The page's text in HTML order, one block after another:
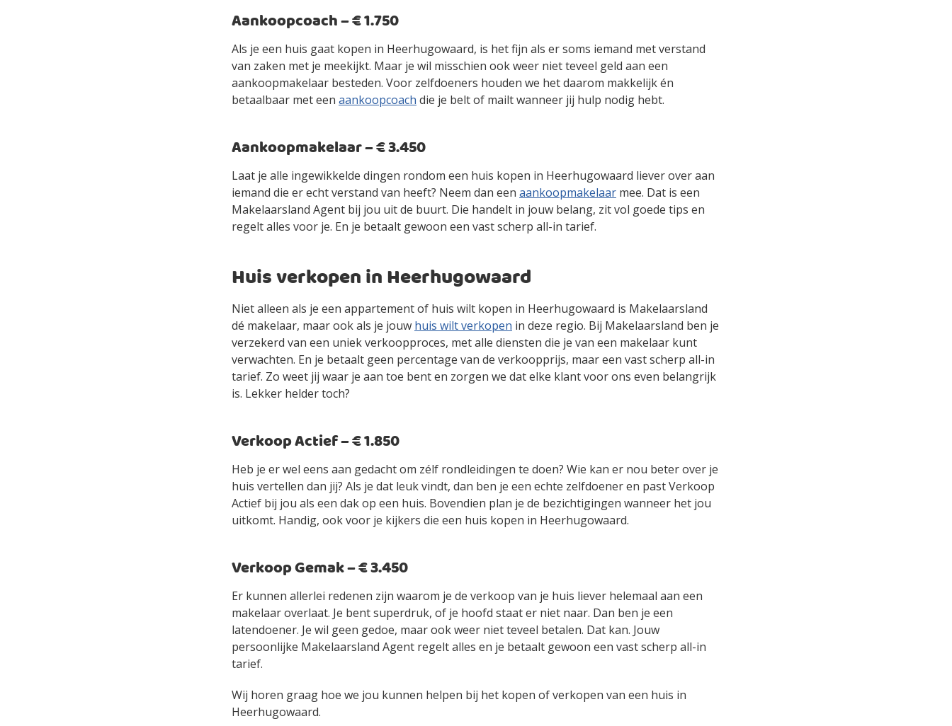
Aankoopcoach – € 1.750
Als je een huis gaat kopen in Heerhugowaard, is het fijn als er soms iemand met verstand
van zaken met je meekijkt. Maar je wil misschien ook weer niet teveel geld aan een
aankoopmakelaar besteden. Voor zelfdoeners houden we het daarom makkelijk én
betaalbaar met een aankoopcoach die je belt of mailt wanneer jij hulp nodig hebt.
Aankoopmakelaar – € 3.450
Laat je alle ingewikkelde dingen rondom een huis kopen in Heerhugowaard liever over aan
iemand die er echt verstand van heeft? Neem dan een aankoopmakelaar mee. Dat is een
Makelaarsland Agent bij jou uit de buurt. Die handelt in jouw belang, zit vol goede tips en
regelt alles voor je. En je betaalt gewoon een vast scherp all-in tarief.
Huis verkopen in Heerhugowaard
Niet alleen als je een appartement of huis wilt kopen in Heerhugowaard is Makelaarsland
dé makelaar, maar ook als je jouw huis wilt verkopen in deze regio. Bij Makelaarsland ben je
verzekerd van een uniek verkoopproces, met alle diensten die je van een makelaar kunt
verwachten. En je betaalt geen percentage van de verkoopprijs, maar een vast scherp all-in
tarief. Zo weet jij waar je aan toe bent en zorgen we dat elke klant voor ons even belangrijk
is. Lekker helder toch?
Verkoop Actief – € 1.850
Heb je er wel eens aan gedacht om zélf rondleidingen te doen? Wie kan er nou beter over je
huis vertellen dan jij? Als je dat leuk vindt, dan ben je een echte zelfdoener en past Verkoop
Actief bij jou als een dak op een huis. Bovendien plan je de bezichtigingen wanneer het jou
uitkomt. Handig, ook voor je kijkers die een huis kopen in Heerhugowaard.
Verkoop Gemak – € 3.450
Er kunnen allerlei redenen zijn waarom je de verkoop van je huis liever helemaal aan een
makelaar overlaat. Je bent superdruk, of je hoofd staat er niet naar. Dan ben je een
latendoener. Je wil geen gedoe, maar ook weer niet teveel betalen. Dat kan. Jouw
persoonlijke Makelaarsland Agent regelt alles en je betaalt gewoon een vast scherp all-in
tarief.
Wij horen graag hoe we jou kunnen helpen bij het kopen of verkopen van een huis in
Heerhugowaard.